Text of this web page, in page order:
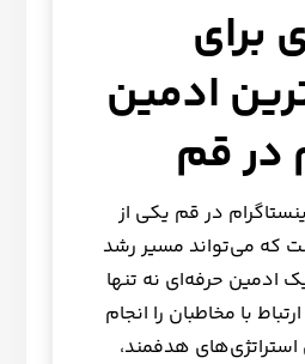
برای
ادمین
در قم
در قم یکی از
که می‌تواند مسیر رشد
ادمین حرفه‌ای نه تنها
با مخاطبان را انجام
هدفمند،